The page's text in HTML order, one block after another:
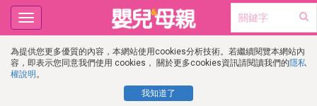
為提供您更多優質的內容，本網站使用cookies分析技術。若繼續閱覽本網站內
容，即表示您同意我們使用 cookies， 關於更多cookies資訊請閱讀我們的隱私
權說明 。
我知道了
Toggle
navigation